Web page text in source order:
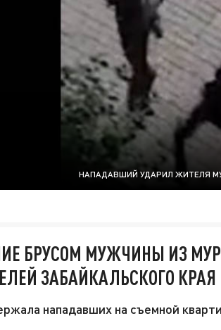
НАПАДАВШИЙ УДАРИЛ ЖИТЕЛЯ
БРУСОМ МУЖЧИНЫ ИЗ
ЗАБАЙКАЛЬСКОГО КРАЯ
нападавших на съемной